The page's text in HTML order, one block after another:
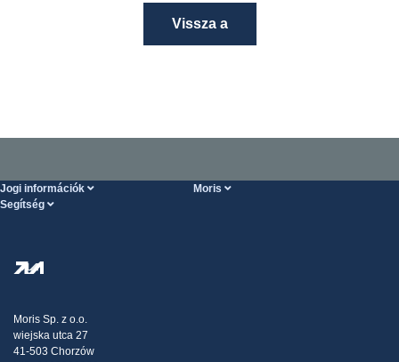
Vissza a
Jogi információk Moris
Segítség
Kiszállítás
Panaszok
Moris Sp. z o.o.
wiejska utca 27
41-503 Chorzów